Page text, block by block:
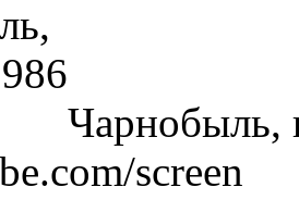
Чарнобыль,
screen